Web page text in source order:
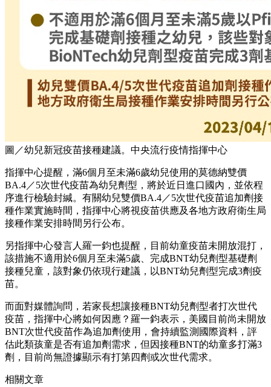
圖／幼兒新冠疫苗接種建議。中央流行疫情指揮中心
指揮中心提醒，滿6個月至未滿6歲幼兒使用的莫德納雙價
BA.4／5次世代疫苗為幼兒劑型，將於近日進口國內，並依程
序進行檢驗封緘。有關幼兒雙價BA.4／5次世代疫苗追加劑接
種作業實施時間，指揮中心將視疫苗供應及各地方政府衛生局
接種作業安排時間另行公布。
另指揮中心發言人羅一鈞也提醒，目前幼童疫苗未開放混打，
該措施不適用於6個月至未滿5歲、完成BNT幼兒劑型基礎劑
接種兒童，該對象仍依現行建議，以BNT幼兒劑型完成3劑疫
苗。
而面對媒體詢問，若家長想讓接種BNT幼兒劑型者打次世代
疫苗，指揮中心將如何因應？羅一鈞表示，美國目前尚未開放
BNT次世代疫苗作為追加劑使用，會持續監測國際資料，評
估此類孩童是否有追加劑需求，但因接種BNT的幼童多打滿3
劑，目前尚無證據顯示有打第四劑或次世代需求。
相關文章